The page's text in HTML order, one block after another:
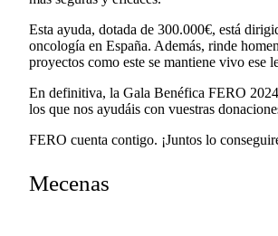
Esta ayuda, dotada de 300.000€, está
oncología en España. Además, rinde
proyectos como este se mantiene vivo ese
En definitiva, la Gala Benéfica FERO
los que nos ayudáis con vuestras
FERO cuenta contigo. ¡Juntos lo
Mecenas